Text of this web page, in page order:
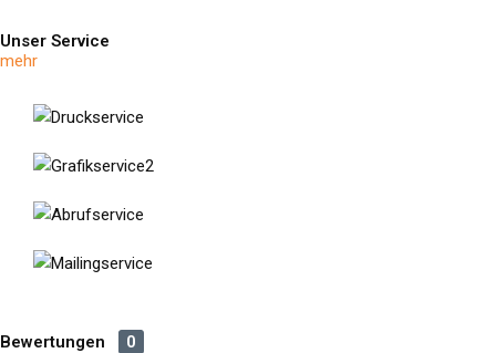
Unser Service
mehr
Bewertungen
0